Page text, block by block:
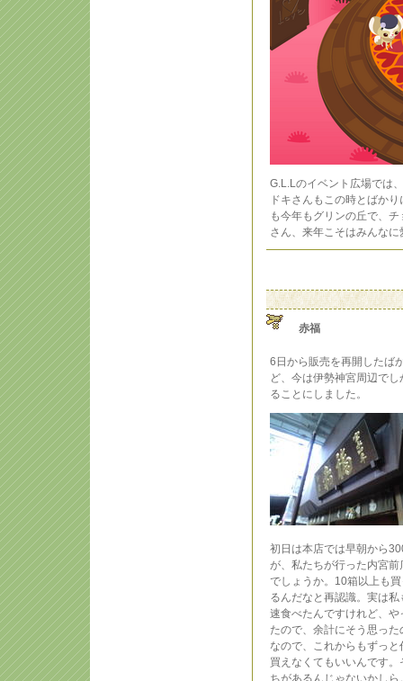
G.L.Lのイベント広場では
ドキさんもこの時とばか
も今年もグリンの丘で、
さん、来年こそはみんなに
赤福
6日から販売を再開したば
ど、今は伊勢神宮周辺で
ることにしました。
初日は本店では早朝から
が、私たちが行った内宮
でしょうか。10箱以上も
るんだなと再認識。実は
速食べたんですけれど、
たので、余計にそう思っ
なので、これからもずっ
買えなくてもいいんです
ちがあるんじゃないかしら